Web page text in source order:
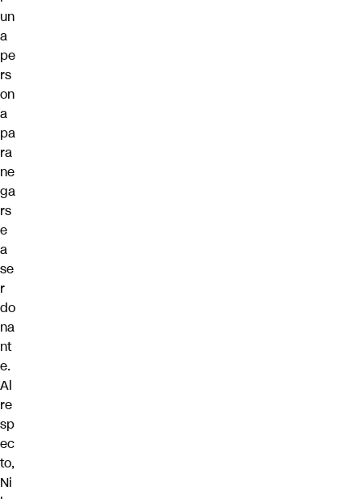
un
a
pe
rs
on
a
pa
ra
ne
ga
rs
e
a
se
r
do
na
nt
e.
Al
re
sp
ec
to,
Ni